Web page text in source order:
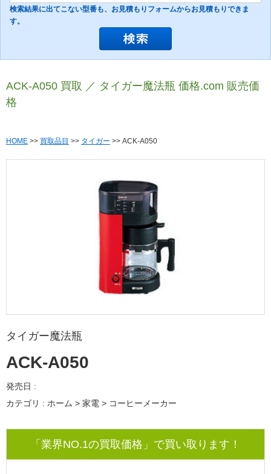
検索結果に出てこない型番も、お見積もりフォームからお見積もりできま
す。
ACK-A050 買取 ／ タイガー魔法瓶 価格.com 販売価
格
HOME >> 買取品目 >> タイガー >> ACK-A050
タイガー魔法瓶
ACK-A050
発売日 :
カテゴリ : ホーム > 家電 > コーヒーメーカー
「業界NO.1の買取価格」で買い取ります！